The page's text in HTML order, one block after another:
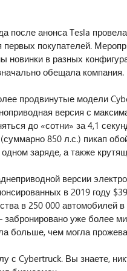
после анонса Tesla
первых покупателей.
новинки в разных
обещала компания.
продвинутые модели
версия с
до «сотни» за 4,1
850 л.с.) пикап
одном заряде, а также
версии
в 2019 году
в 250 000 автомобилей
уже более
больше, чем могла
Cybertruck. Вы знаете,